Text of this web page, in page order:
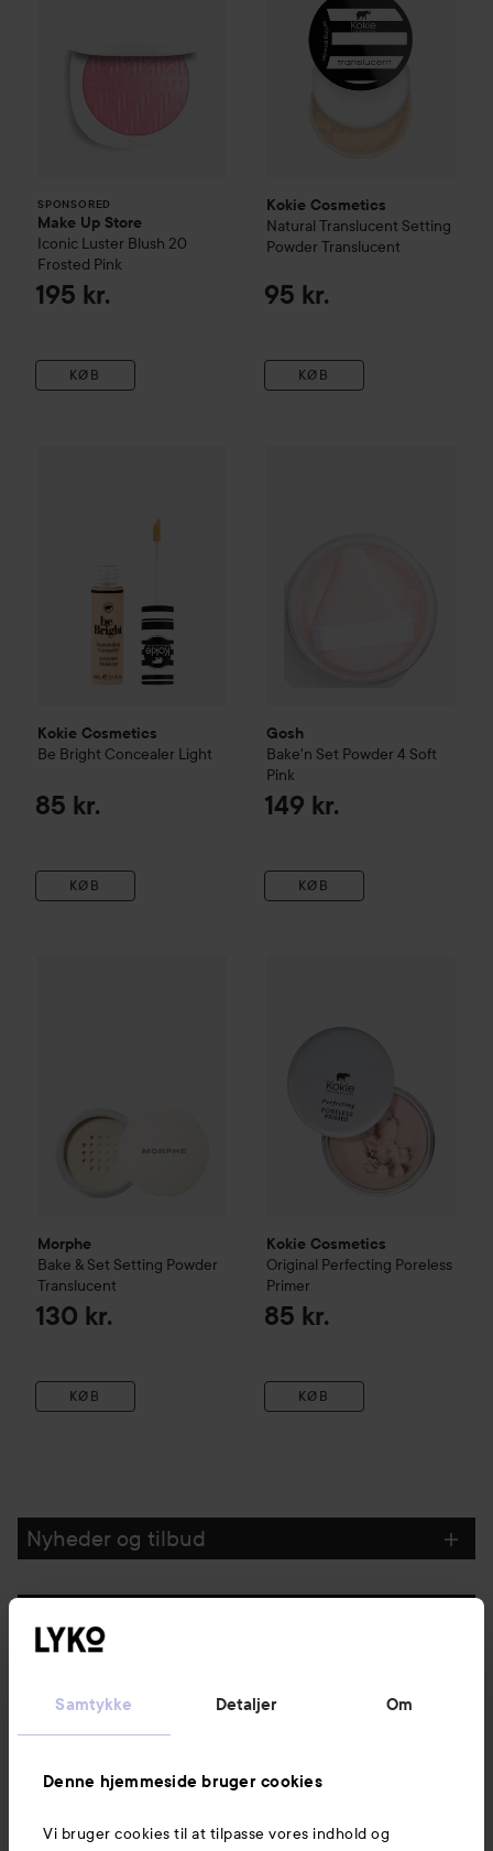
Samtykke Detaljer Om
Denne hjemmeside bruger cookies
Vi bruger cookies til at tilpasse vores indhold og
SPONSORED
Make Up Store
Iconic Luster Blush 20
Frosted Pink
195 kr.
KØB
Kokie Cosmetics
Natural Translucent Setting
Powder Translucent
95 kr.
KØB
Kokie Cosmetics
Be Bright Concealer Light
85 kr.
KØB
Gosh
Bake'n Set Powder 4 Soft
Pink
149 kr.
KØB
Morphe
Bake & Set Setting Powder
Translucent
130 kr.
KØB
Kokie Cosmetics
Original Perfecting Poreless
Primer
85 kr.
KØB
Nyheder og tilbud
Kundeservice
Information